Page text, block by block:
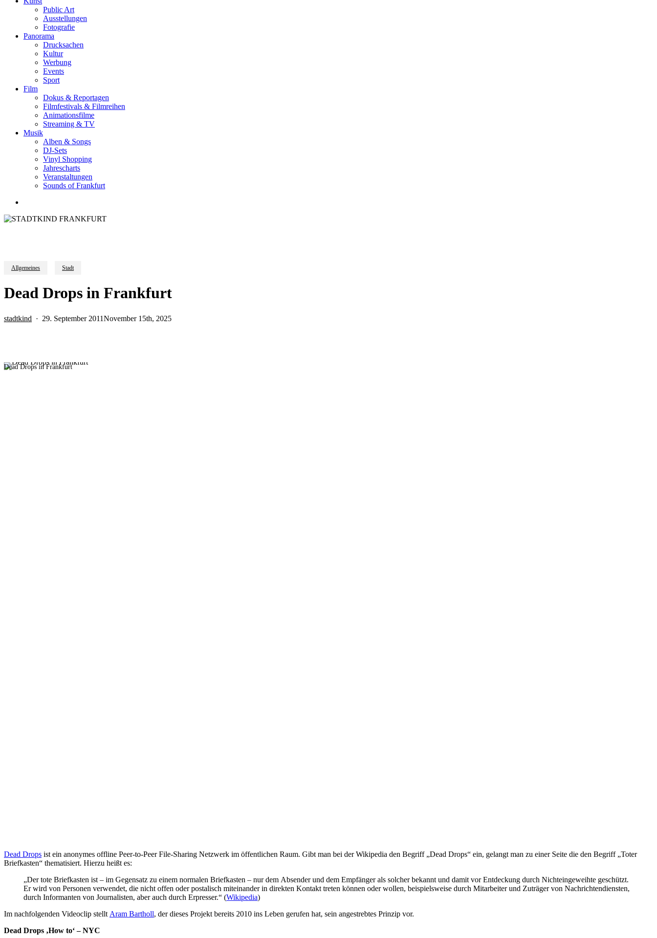
Public Art
Ausstellungen
Fotografie
Panorama
Drucksachen
Kultur
Werbung
Events
Sport
Film
Dokus & Reportagen
Filmfestivals & Filmreihen
Animationsfilme
Streaming & TV
Musik
Alben & Songs
DJ-Sets
Vinyl Shopping
Jahrescharts
Veranstaltungen
Sounds of Frankfurt
Allgemeines Stadt
Dead Drops in Frankfurt
stadtkind 29. September 2011November 15th, 2025
Dead Drops in Frankfurt
Dead Drops ist ein anonymes offline Peer-to-Peer File-Sharing Netzwerk im öffentlichen Raum. Gibt man bei der Wikipedia den Begriff „Dead Drops“ ein, gelangt man zu einer Seite die den Begriff „Toter
Briefkasten“ thematisiert. Hierzu heißt es:
„Der tote Briefkasten ist – im Gegensatz zu einem normalen Briefkasten – nur dem Absender und dem Empfänger als solcher bekannt und damit vor Entdeckung durch Nichteingeweihte geschützt.
Er wird von Personen verwendet, die nicht offen oder postalisch miteinander in direkten Kontakt treten können oder wollen, beispielsweise durch Mitarbeiter und Zuträger von Nachrichtendiensten,
durch Informanten von Journalisten, aber auch durch Erpresser.“ (Wikipedia)
Im nachfolgenden Videoclip stellt Aram Bartholl, der dieses Projekt bereits 2010 ins Leben gerufen hat, sein angestrebtes Prinzip vor.
Dead Drops ‚How to‘ – NYC